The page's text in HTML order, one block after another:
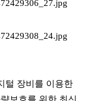
털 장비를 이용한
보호를 위한 최신